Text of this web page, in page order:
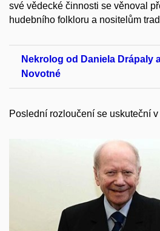
své vědecké činnosti se věnoval
hudebního folkloru a nositelům
Nekrolog od Daniela Drápaly
Novotné
Poslední rozloučení se uskuteční